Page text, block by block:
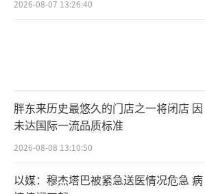
2026-08-07 13:26:40
胖东来历史最悠久的门店之一将闭店 因
未达国际一流品质标准
2026-08-08 13:10:50
以媒：穆杰塔巴被紧急送医情况危急 病